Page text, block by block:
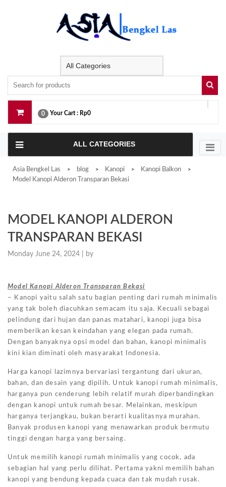
0 Your Cart : Rp0
ALL CATEGORIES
Asia Bengkel Las > blog > Kanopi > Kanopi Balkon >
Model Kanopi Alderon Transparan Bekasi
MODEL KANOPI ALDERON
TRANSPARAN BEKASI
Monday June 24, 2024 | by
Model Kanopi Alderon Transparan Bekasi
– Kanopi yaitu salah satu bagian penting dari rumah minimalis
yang tak boleh diacuhkan semacam itu saja. Kecuali sebagai
pelindung dari hujan dan panas matahari, kanopi juga bisa
memberikan kesan keindahan yang elegan pada rumah.
Dengan banyaknya opsi model dan bahan, kanopi minimalis
kini kian diminati oleh masyarakat Indonesia.
Harga kanopi lazimnya bervariasi tergantung dari ukuran,
bahan, dan desain yang dipilih. Untuk kanopi rumah minimalis,
harganya pun cenderung lebih relatif murah diperbandingkan
dengan kanopi untuk rumah besar. Melainkan, meskipun
harganya terjangkau, bukan berarti kualitasnya murahan.
Banyak produsen kanopi yang menawarkan produk bermutu
tinggi dengan harga yang bersaing.
Untuk memilih kanopi rumah minimalis yang cocok, ada
sebagian hal yang perlu dilihat. Pertama yakni memilih bahan
kanopi yang bendung kepada cuaca dan tak mudah rusak.